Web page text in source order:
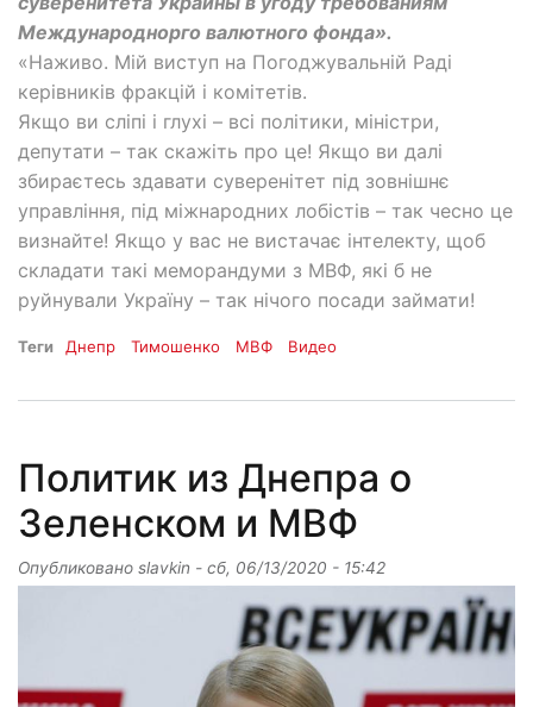
Международнорго валютного фонда».
«Наживо. Мій виступ на Погоджувальній Раді
керівників фракцій і комітетів.
Якщо ви сліпі і глухі – всі політики, міністри,
депутати – так скажіть про це! Якщо ви далі
збираєтесь здавати суверенітет під зовнішнє
управління, під міжнародних лобістів – так чесно це
визнайте! Якщо у вас не вистачає інтелекту, щоб
складати такі меморандуми з МВФ, які б не
руйнували Україну – так нічого посади займати!
Теги Днепр Тимошенко МВФ Видео
Политик из Днепра о
Зеленском и МВФ
Опубликовано slavkin - сб, 06/13/2020 - 15:42